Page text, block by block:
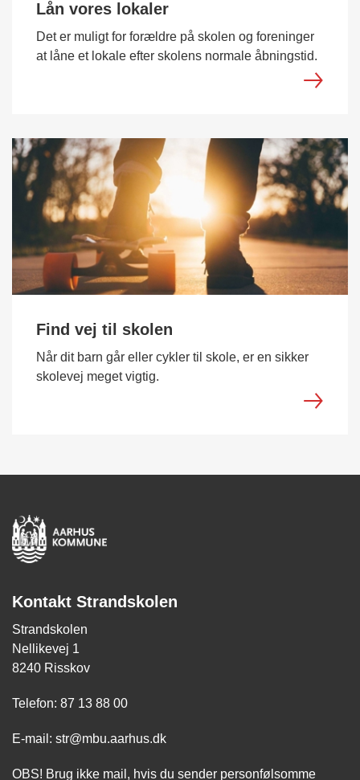
Lån vores lokaler
Det er muligt for forældre på skolen og foreninger
at låne et lokale efter skolens normale åbningstid.
Find vej til skolen
Når dit barn går eller cykler til skole, er en sikker
skolevej meget vigtig.
Kontakt Strandskolen
Strandskolen
Nellikevej 1
8240 Risskov
Telefon: 87 13 88 00
E-mail: str@mbu.aarhus.dk
OBS! Brug ikke mail, hvis du sender personfølsomme